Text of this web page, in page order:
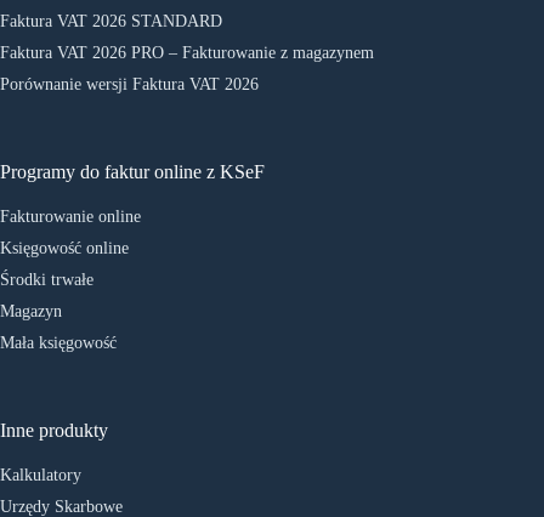
Faktura VAT 2026 STANDARD
Faktura VAT 2026 PRO – Fakturowanie z magazynem
Porównanie wersji Faktura VAT 2026
Programy do faktur online z KSeF
Fakturowanie online
Księgowość online
Środki trwałe
Magazyn
Mała księgowość
Inne produkty
Kalkulatory
Urzędy Skarbowe